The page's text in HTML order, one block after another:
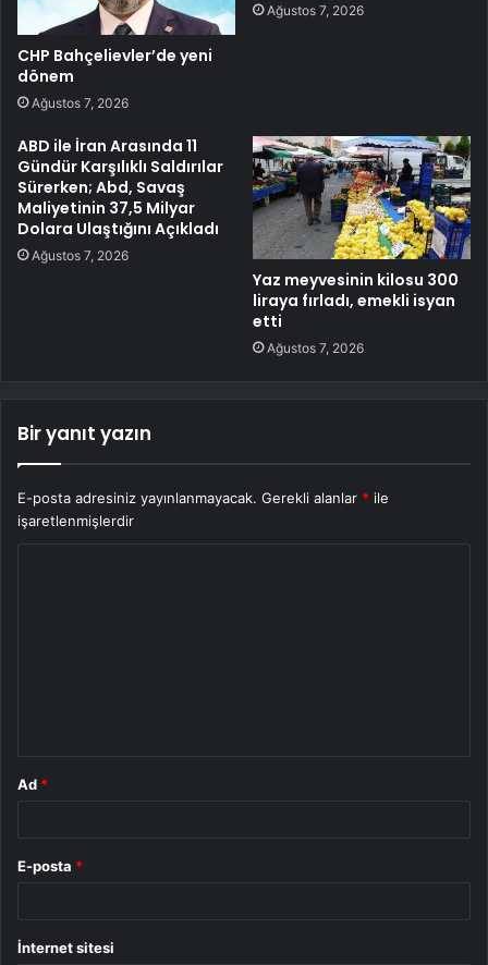
CHP Bahçelievler’de yeni
dönem
Ağustos 7, 2026
Ağustos 7, 2026
ABD ile İran Arasında 11
Gündür Karşılıklı Saldırılar
Sürerken; Abd, Savaş
Maliyetinin 37,5 Milyar
Dolara Ulaştığını Açıkladı
Ağustos 7, 2026
Yaz meyvesinin kilosu 300
liraya fırladı, emekli isyan
etti
Ağustos 7, 2026
Bir yanıt yazın
E-posta adresiniz yayınlanmayacak. Gerekli alanlar * ile
işaretlenmişlerdir
Ad *
E-posta *
İnternet sitesi